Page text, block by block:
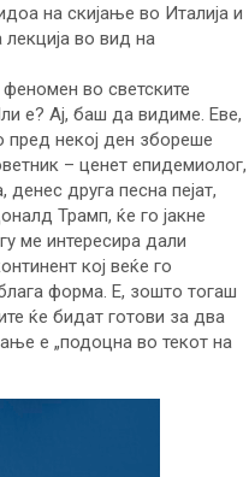
на скијање во Италија и
во вид на
во светските
е? Ај, баш да видиме. Еве,
пред некој ден збореше
– ценет епидемиолог,
друга песна пејат,
Трамп, ќе го јакне
ме интересира дали
кој веќе го
форма. Е, зошто тогаш
ќе бидат готови за два
е „подоцна во текот на